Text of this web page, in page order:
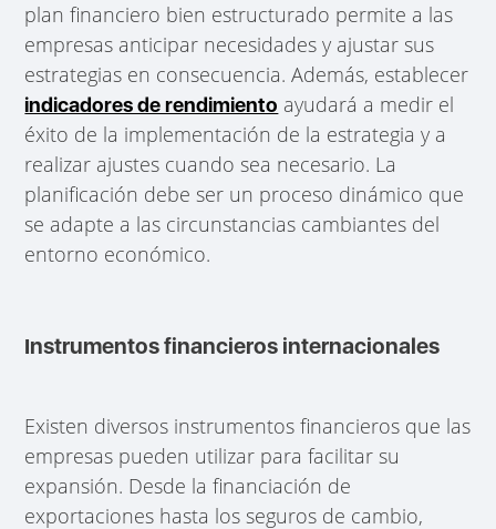
plan financiero bien estructurado permite a las
empresas anticipar necesidades y ajustar sus
estrategias en consecuencia. Además, establecer
indicadores de rendimiento ayudará a medir el
éxito de la implementación de la estrategia y a
realizar ajustes cuando sea necesario. La
planificación debe ser un proceso dinámico que
se adapte a las circunstancias cambiantes del
entorno económico.
Instrumentos financieros internacionales
Existen diversos instrumentos financieros que las
empresas pueden utilizar para facilitar su
expansión. Desde la financiación de
exportaciones hasta los seguros de cambio,